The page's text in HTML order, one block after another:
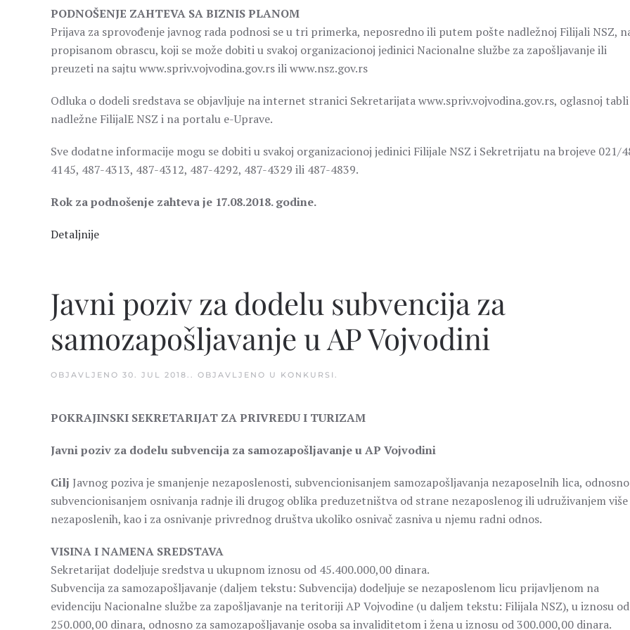
PODNOŠENJE ZAHTEVA SA BIZNIS PLANOM
Prijava za sprovođenje javnog rada podnosi se u tri primerka, neposredno ili putem pošte nadležnoj Filijali NSZ,
propisanom obrascu, koji se može dobiti u svakoj organizacionoj jedinici Nacionalne službe za zapošljavanje ili
preuzeti na sajtu www.spriv.vojvodina.gov.rs ili www.nsz.gov.rs
Odluka o dodeli sredstava se objavljuje na internet stranici Sekretarijata www.spriv.vojvodina.gov.rs, oglasnoj tabli
nadležne FilijalE NSZ i na portalu e-Uprave.
Sve dodatne informacije mogu se dobiti u svakoj organizacionoj jedinici Filijale NSZ i Sekretrijatu na brojeve 021/
4145, 487-4313, 487-4312, 487-4292, 487-4329 ili 487-4839.
Rok za podnošenje zahteva je 17.08.2018. godine.
Detaljnije
Javni poziv za dodelu subvencija za
samozapošljavanje u AP Vojvodini
OBJAVLJENO 30. JUL 2018. . OBJAVLJENO U KONKURSI .
POKRAJINSKI SEKRETARIJAT ZA PRIVREDU I TURIZAM
Javni poziv za dodelu subvencija za samozapošljavanje u AP Vojvodini
Cilj Javnog poziva je smanjenje nezaposlenosti, subvencionisanjem samozapošljavanja nezaposelnih lica, odnosno
subvencionisanjem osnivanja radnje ili drugog oblika preduzetništva od strane nezaposlenog ili udruživanjem više
nezaposlenih, kao i za osnivanje privrednog društva ukoliko osnivač zasniva u njemu radni odnos.
VISINA I NAMENA SREDSTAVA
Sekretarijat dodeljuje sredstva u ukupnom iznosu od 45.400.000,00 dinara.
Subvencija za samozapošljavanje (daljem tekstu: Subvencija) dodeljuje se nezaposlenom licu prijavljenom na
evidenciju Nacionalne službe za zapošljavanje na teritoriji AP Vojvodine (u daljem tekstu: Filijala NSZ), u iznosu od
250.000,00 dinara, odnosno za samozapošljavanje osoba sa invaliditetom i žena u iznosu od 300.000,00 dinara.